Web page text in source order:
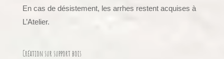
En cas de désistement, les arrhes restent acquises à
L’Atelier.
Création sur support bois